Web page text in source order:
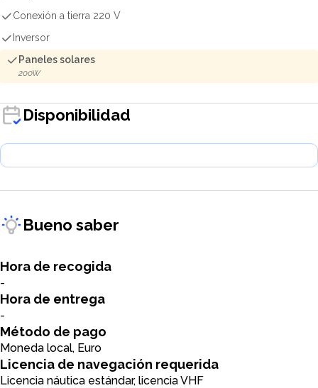
Conexión a tierra 220 V
Inversor
Paneles solares
200W
Disponibilidad
Bueno saber
Hora de recogida
-
Hora de entrega
-
Método de pago
Moneda local, Euro
Licencia de navegación requerida
Licencia náutica estándar, licencia VHF